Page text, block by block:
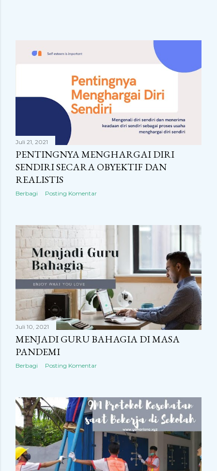
Juli 21, 2021
PENTINGNYA MENGHARGAI DIRI
SENDIRI SECARA OBYEKTIF DAN
REALISTIS
Berbagi Posting Komentar
Juli 10, 2021
MENJADI GURU BAHAGIA DI MASA
PANDEMI
Berbagi Posting Komentar